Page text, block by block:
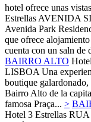
hotel ofrece unas
Estrellas AVENIDA
Avenida Park
que ofrece
cuenta con un saln de
BAIRRO ALTO
LISBOA Una
boutique
Bairro Alto de la
famosa Praça... >
Hotel 3 Estrellas RUA